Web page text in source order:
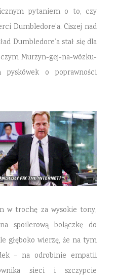
pytaniem o to, czy
Dumbledore’a. Ciszej nad
Dumbledore’a stał się dla
Murzyn-gej-na-wózku-
pyskówek o poprawności
w trochę za wysokie tony,
spoilerową bolączkę do
głęboko wierzę, że na tym
– na odrobinie empatii
sieci i szczypcie